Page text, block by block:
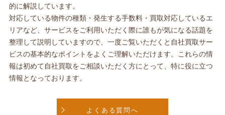
的に解説しています。
対応している物件の種類・発生する手数料・買取対応しているエ
リアなど、サービスをご利用いただく際に誰もが気になる話題を
整理して説明していますので、一度ご覧いただくと自社買取サー
ビスの基本的なポイントをよくご理解いただけます。これらの情
報は初めて自社買取をご相談いただく方にとって、特に役に立つ
情報となっております。
よくある質問へ